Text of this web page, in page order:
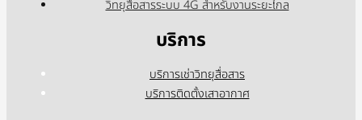
วิทยุสื่อสารระบบ 4G สำหรับงานระยะไกล
บริการ
บริการเช่าวิทยุสื่อสาร
บริการติดตั้งเสาอากาศ